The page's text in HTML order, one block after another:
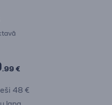
.99 €
48 €